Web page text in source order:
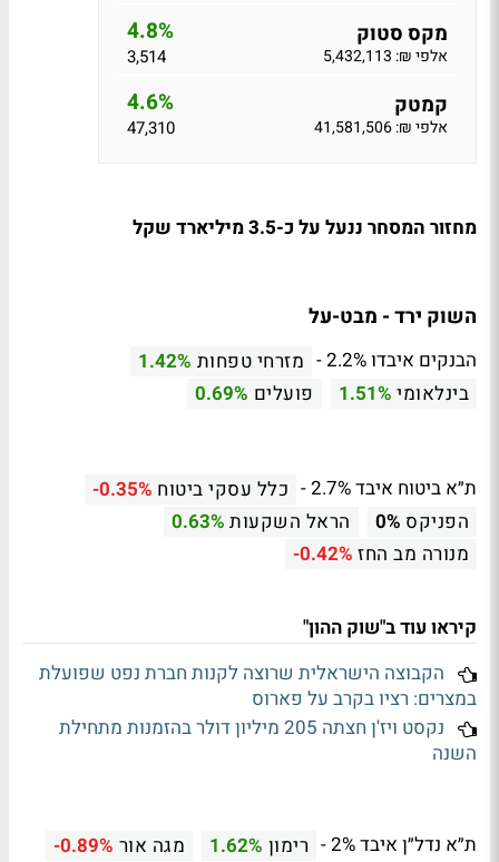
מקס סטוק 4.8%
אלפי ₪: 5,432,113 3,514
קמטק 4.6%
אלפי ₪: 41,581,506 47,310
מחזור המסחר ננעל על כ-3.5 מיליארד שקל
השוק ירד - מבט-על
הבנקים איבדו 2.2% - מזרחי טפחות 1.42%
בינלאומי 1.51% פועלים 0.69%
ת״א ביטוח איבד 2.7% - כלל עסקי ביטוח -0.35%
הפניקס 0% הראל השקעות 0.63%
מנורה מב החז -0.42%
קיראו עוד ב"שוק ההון"
הקבוצה הישראלית שרוצה לקנות חברת נפט שפועלת
במצרים: רציו בקרב על פארוס
נקסט ויז'ן חצתה 205 מיליון דולר בהזמנות מתחילת
השנה
ת״א נדל״ן איבד 2% - רימון 1.62% מגה אור -0.89%